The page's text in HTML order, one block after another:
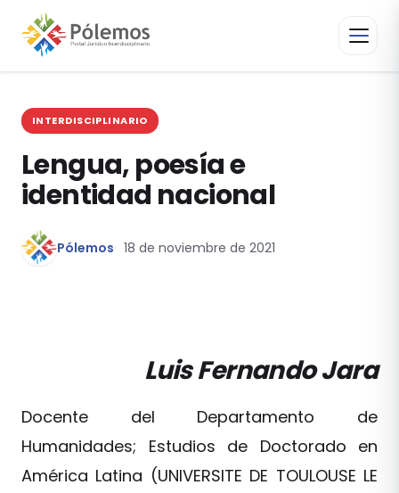
INTERDISCIPLINARIO
Lengua, poesía e
identidad nacional
Pólemos 18 de noviembre de 2021
Luis Fernando Jara
Docente del Departamento de
Humanidades; Estudios de Doctorado en
América Latina (UNIVERSITE DE TOULOUSE LE